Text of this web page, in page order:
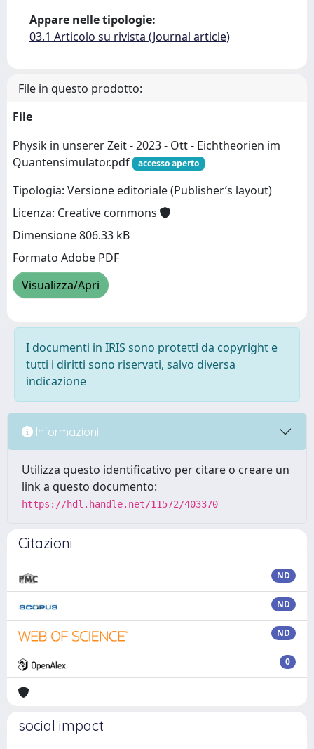
Appare nelle tipologie:
03.1 Articolo su rivista (Journal article)
File in questo prodotto:
File
Physik in unserer Zeit - 2023 - Ott - Eichtheorien im
Quantensimulator.pdf
accesso aperto
Tipologia: Versione editoriale (Publisher’s layout)
Licenza: Creative commons
Dimensione 806.33 kB
Formato Adobe PDF
Visualizza/Apri
I documenti in IRIS sono protetti da copyright e
tutti i diritti sono riservati, salvo diversa
indicazione
Informazioni
Utilizza questo identificativo per citare o creare un
link a questo documento:
https://hdl.handle.net/11572/403370
Citazioni
ND
ND
ND
0
social impact